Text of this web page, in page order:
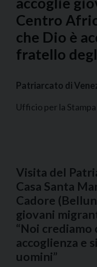
Centro
che Dio è
fratello
Patriarcato di
Ufficio per la
Visita del
Casa Santa
Cadore
giovani
“Noi crediamo
accoglienza e
uomini”